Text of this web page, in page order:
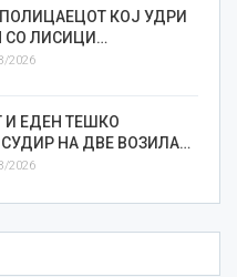
КОЈ УДРИ
СО ЛИСИЦИ…
2026
И ЕДЕН ТЕШКО
НА ДВЕ ВОЗИЛА…
2026